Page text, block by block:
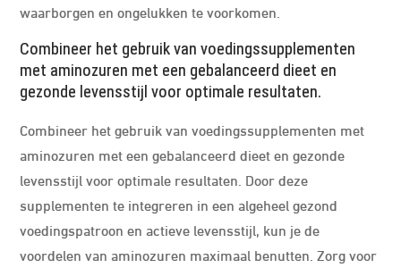
waarborgen en ongelukken te voorkomen.
Combineer het gebruik van voedingssupplementen
met aminozuren met een gebalanceerd dieet en
gezonde levensstijl voor optimale resultaten.
Combineer het gebruik van voedingssupplementen met
aminozuren met een gebalanceerd dieet en gezonde
levensstijl voor optimale resultaten. Door deze
supplementen te integreren in een algeheel gezond
voedingspatroon en actieve levensstijl, kun je de
voordelen van aminozuren maximaal benutten. Zorg voor